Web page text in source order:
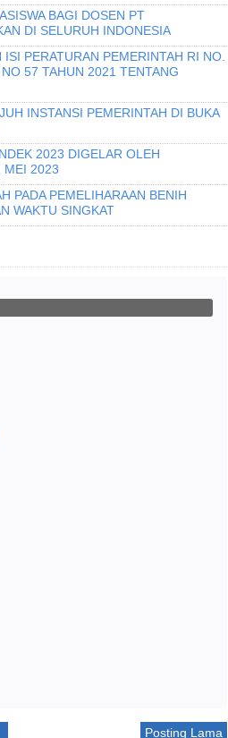
BAGI DOSEN PT
DI SELURUH INDONESIA
PERATURAN PEMERINTAH RI NO.
57 TAHUN 2021 TENTANG
INSTANSI PEMERINTAH DI BUKA
2023 DIGELAR OLEH
MEI 2023
PADA PEMELIHARAAN BENIH
WAKTU SINGKAT
Posting Lama